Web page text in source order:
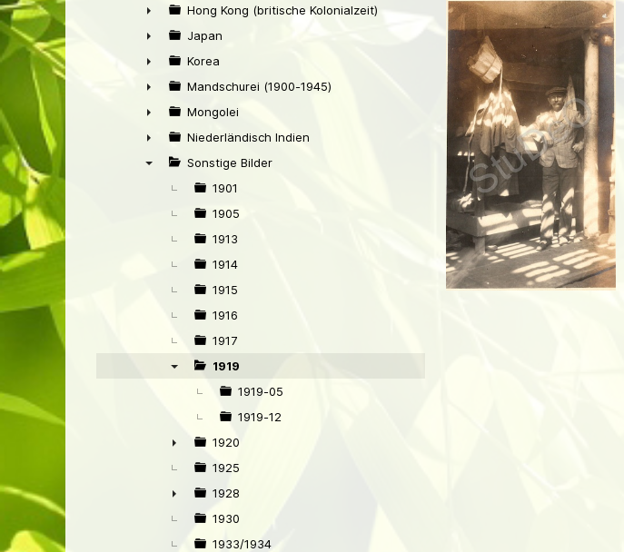
►
►
Hong Kong (britische Kolonialzeit)
►
Japan
►
Korea
►
Mandschurei (1900-1945)
►
Mongolei
►
Niederländisch Indien
Sonstige Bilder
1901
1905
1913
1914
1915
1916
1917
1919
1919-05
1919-12
►
1920
1925
►
1928
1930
1933/1934
l
d